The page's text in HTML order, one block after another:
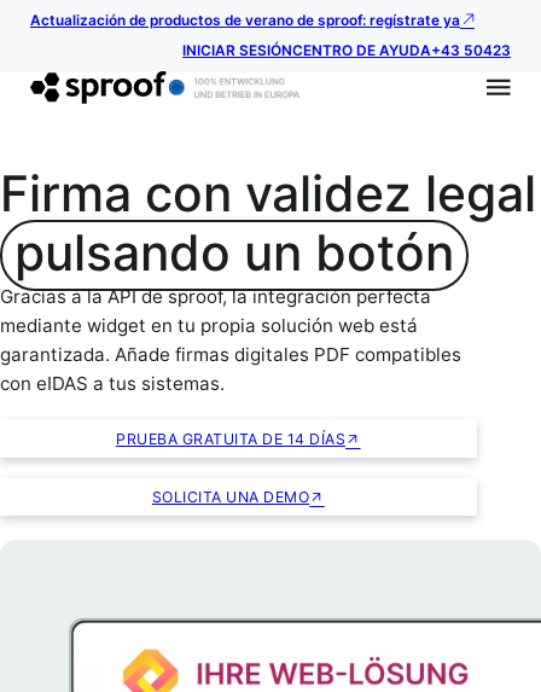
Actualización de productos de verano de sproof: regístrate ya
INICIAR SESIÓNCENTRO DE AYUDA+43 50423
Firma con validez legal
pulsando un botón
Gracias a la API de sproof, la integración perfecta
mediante widget en tu propia solución web está
garantizada. Añade firmas digitales PDF compatibles
con eIDAS a tus sistemas.
PRUEBA GRATUITA DE 14 DÍAS
SOLICITA UNA DEMO